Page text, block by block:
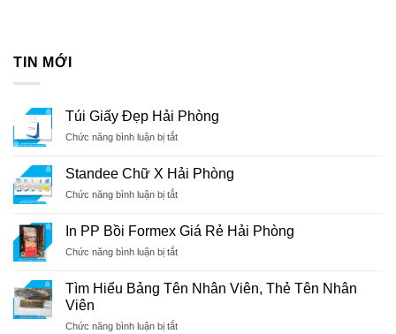
TIN MỚI
Túi Giấy Đẹp Hải Phòng
Chức năng bình luận bị tắtở
Giấy
Đẹp
Hải
Standee Chữ X Hải Phòng
Chức năng bình luận bị tắtở
Chữ
X
Hải
In PP Bồi Formex Giá Rẻ Hải Phòng
Chức năng bình luận bị tắtở
PP
Bồi
Giá
Tìm Hiểu Bảng Tên Nhân Viên, Thẻ Tên Nhân
Viên
Chức năng bình luận bị tắtở